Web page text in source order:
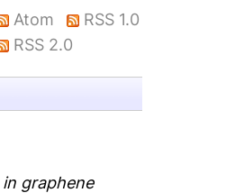
Atom
RSS 1.0
RSS 2.0
graphene